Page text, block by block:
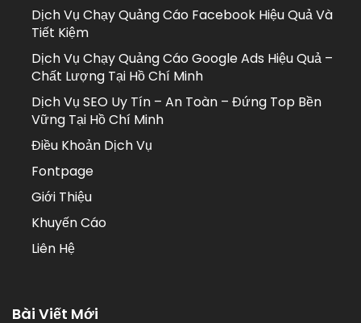
Dịch Vụ Chạy Quảng Cáo Facebook Hiệu Quả Và
Tiết Kiệm
Dịch Vụ Chạy Quảng Cáo Google Ads Hiệu Quả –
Chất Lượng Tại Hồ Chí Minh
Dịch Vụ SEO Uy Tín – An Toàn – Đứng Top Bền
Vững Tại Hồ Chí Minh
Điều Khoản Dịch Vụ
Fontpage
Giới Thiệu
Khuyến Cáo
Liên Hệ
Bài Viết Mới